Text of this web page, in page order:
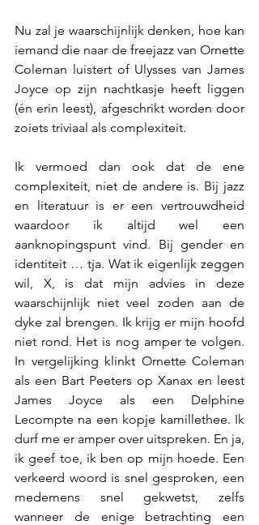
Nu zal je waarschijnlijk denken, hoe kan
iemand die naar de freejazz van Ornette
Coleman luistert of Ulysses van James
Joyce op zijn nachtkasje heeft liggen
(én erin leest), afgeschrikt worden door
zoiets triviaal als complexiteit.
Ik vermoed dan ook dat de ene
complexiteit, niet de andere is. Bij jazz
en literatuur is er een vertrouwdheid
waardoor ik altijd wel een
aanknopingspunt vind. Bij gender en
identiteit … tja. Wat ik eigenlijk zeggen
wil, X, is dat mijn advies in deze
waarschijnlijk niet veel zoden aan de
dyke zal brengen. Ik krijg er mijn hoofd
niet rond. Het is nog amper te volgen.
In vergelijking klinkt Ornette Coleman
als een Bart Peeters op Xanax en leest
James Joyce als een Delphine
Lecompte na een kopje kamillethee. Ik
durf me er amper over uitspreken. En ja,
ik geef toe, ik ben op mijn hoede. Een
verkeerd woord is snel gesproken, een
medemens snel gekwetst, zelfs
wanneer de enige betrachting een